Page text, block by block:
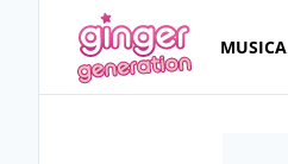
MUSICA